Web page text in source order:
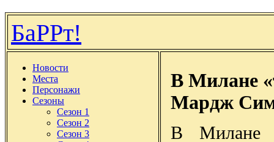
БаРРт!
Новости
Места
Персонажи
Сезоны
Сезон 1
Сезон 2
Сезон 3
В Милане
Мардж
В Милане